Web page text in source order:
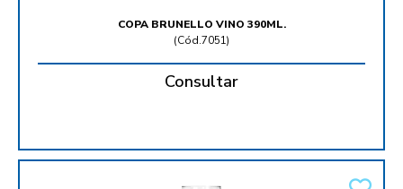
COPA BRUNELLO VINO 390ML.
(Cód.7051)
Consultar